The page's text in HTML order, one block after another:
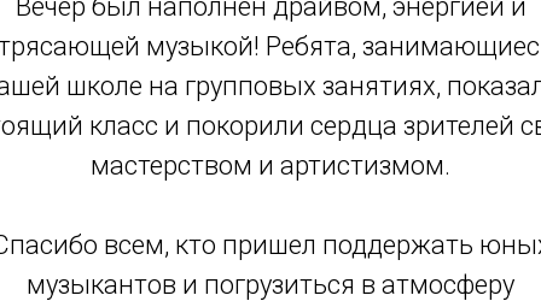
Вечер был наполнен драйвом, энергией и
музыкой! Ребята,
школе на групповых занятиях,
класс и покорили сердца зрителей
мастерством и артистизмом.
всем, кто пришел поддержать
музыкантов и погрузиться в атмосферу